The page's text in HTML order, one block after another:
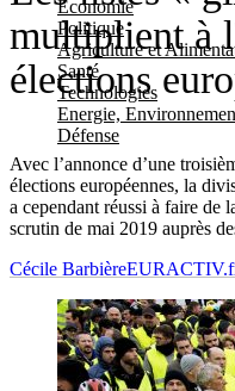
Economie
Politique
Agriculture et
Santé
Technologies
Energie,
Défense
multiplient à
élections
Avec l’annonce d’une
élections européennes, la
a cependant réussi à faire de
scrutin de mai 2019 auprès
Cécile Barbière